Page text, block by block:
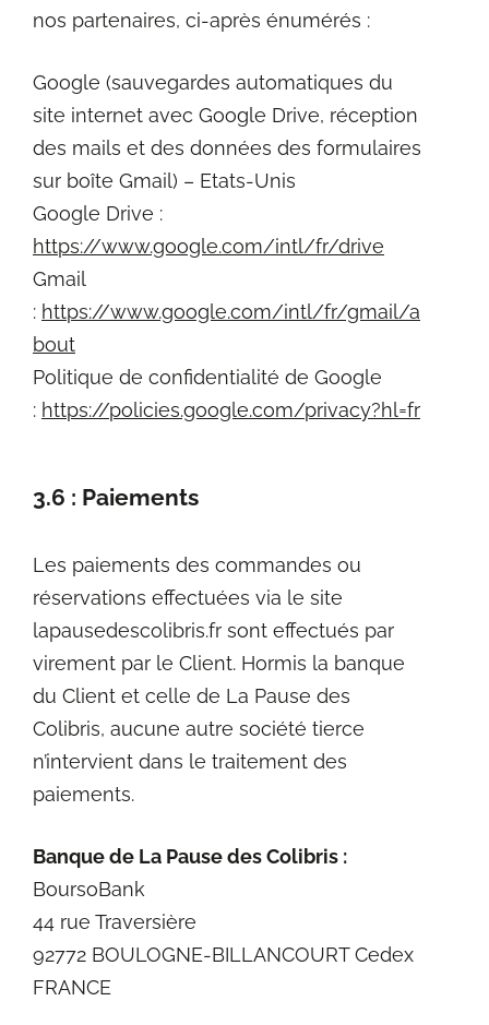
nos partenaires, ci-après énumérés :
Google (sauvegardes automatiques du
site internet avec Google Drive, réception
des mails et des données des formulaires
sur boîte Gmail) – Etats-Unis
Google Drive :
https://www.google.com/intl/fr/drive
Gmail
: https://www.google.com/intl/fr/gmail/a
bout
Politique de confidentialité de Google
: https://policies.google.com/privacy?hl=fr
3.6 : Paiements
Les paiements des commandes ou
réservations effectuées via le site
lapausedescolibris.fr sont effectués par
virement par le Client. Hormis la banque
du Client et celle de La Pause des
Colibris, aucune autre société tierce
n’intervient dans le traitement des
paiements.
Banque de La Pause des Colibris :
BoursoBank
44 rue Traversière
92772 BOULOGNE-BILLANCOURT Cedex
FRANCE